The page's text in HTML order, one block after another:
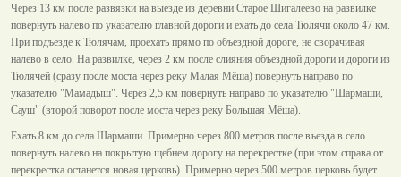
Через 13 км после развязки на выезде из деревни Старое Шигалеево на развилке
повернуть налево по указателю главной дороги и ехать до села Тюлячи около 47 км.
При подъезде к Тюлячам, проехать прямо по объездной дороге, не сворачивая
налево в село. На развилке, через 2 км после слияния объездной дороги и дороги из
Тюлячей (сразу после моста через реку Малая Мёша) повернуть направо по
указателю "Мамадыш". Через 2,5 км повернуть направо по указателю "Шармаши,
Сауш" (второй поворот после моста через реку Большая Мёша).
Ехать 8 км до села Шармаши. Примерно через 800 метров после въезда в село
повернуть налево на покрытую щебнем дорогу на перекрестке (при этом справа от
перекрестка останется новая церковь). Примерно через 500 метров церковь будет